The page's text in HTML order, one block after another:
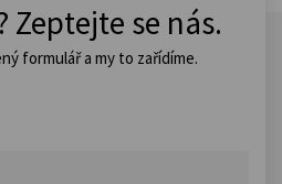
Zeptejte se nás.
formulář a my to zařídíme.